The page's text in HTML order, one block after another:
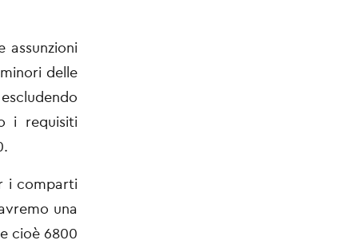
assunzioni
delle
i requisiti
i comparti
una
cioè 6800